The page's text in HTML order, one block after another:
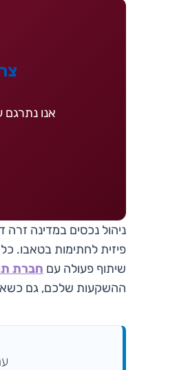
אנו נתרגם
ניהול נכסים במדינה
פיזית לחתימות בטאבו.
שיתוף פעולה עם חברת
ההשקעות שלכם, גם